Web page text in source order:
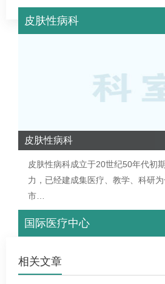
皮肤性病科
皮肤性病科
皮肤性病科成立于20世纪50年代初
力，已经建成集医疗、教学、科研
市…
国际医疗中心
相关文章